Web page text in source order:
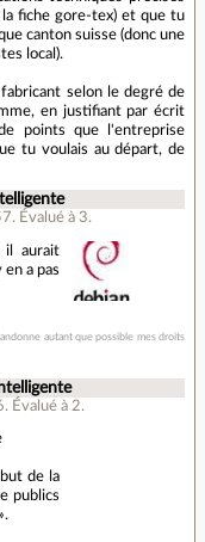
fiche gore-tex) et que tu
canton suisse (donc une
local).
selon le degré de
en justifiant par écrit
points que l'entreprise
tu voulais au départ, de
. Évalué à 3.
il aurait
a pas
autant que possible mes droits
. Évalué à 2.
de la
publics